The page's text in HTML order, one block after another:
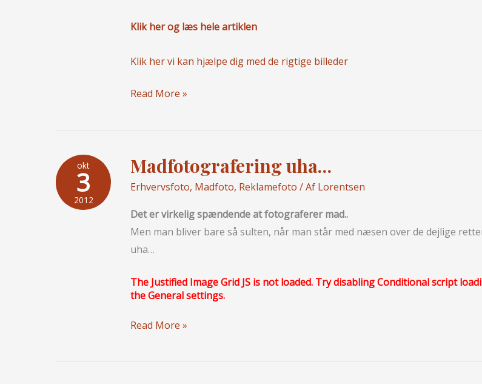
Klik her og læs hele artiklen
Klik her vi kan hjælpe dig med de rigtige billeder
Upassende
til
ansøgning
Read More »
okt
3
2012
Madfotografering uha…
Erhvervsfoto, Madfoto, Reklamefoto / Af Lorentsen
Det er virkelig spændende at fotograferer mad..
Men man bliver bare så sulten, når man står med næsen over de dejlige
uha…
The Justified Image Grid JS is not loaded. Try disabling Conditional script
the General settings.
Madfotografering
Read More »